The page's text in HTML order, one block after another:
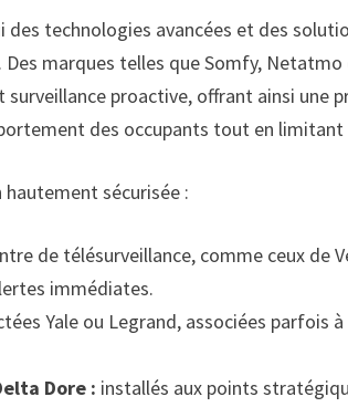
technologies avancées et des
marques telles que Somfy,
proactive, offrant ainsi une
des occupants tout en limitant
hautement sécurisée :
de télésurveillance, comme ceux de
immédiates.
Yale ou Legrand, associées parfois
Dore : installés aux points